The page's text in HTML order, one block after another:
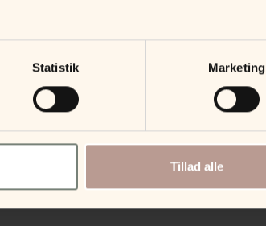
Statistik Marketing
Tillad alle